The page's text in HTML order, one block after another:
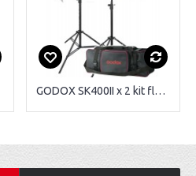
GODOX SK400II x 2 kit flash de studio